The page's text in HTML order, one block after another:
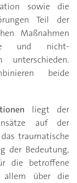
sowie die
Teil der
Maßnahmen
und nicht-
unterschieden.
beide
liegt der
auf der
traumatische
der Bedeutung,
die betroffene
allem über die